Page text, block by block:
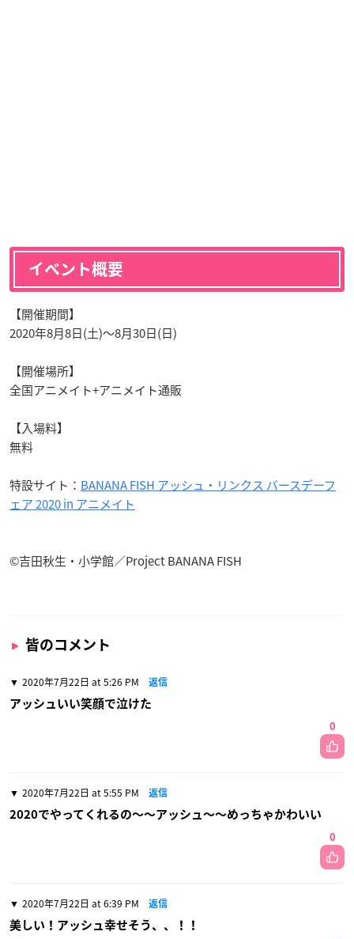
イベント概要
【開催期間】
2020年8月8日(土)～8月30日(日)
【開催場所】
全国アニメイト+アニメイト通販
【入場料】
無料
特設サイト： BANANA FISH アッシュ・リンクス バースデーフ
ェア 2020 in アニメイト
©吉田秋生・小学館／Project BANANA FISH
皆のコメント
2020年7月22日 at 5:26 PM 返信
アッシュいい笑顔で泣けた
0
2020年7月22日 at 5:55 PM 返信
2020でやってくれるの〜〜アッシュ〜〜めっちゃかわいい
0
2020年7月22日 at 6:39 PM 返信
美しい！アッシュ幸せそう、、！！